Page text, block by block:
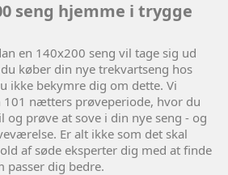
seng hjemme i trygge
en 140x200 seng vil tage sig ud
køber din nye trekvartseng hos
ikke bekymre dig om dette. Vi
nætters prøveperiode, hvor du
prøve at sove i din nye seng - og
Er alt ikke som det skal
af søde eksperter dig med at finde
passer dig bedre.